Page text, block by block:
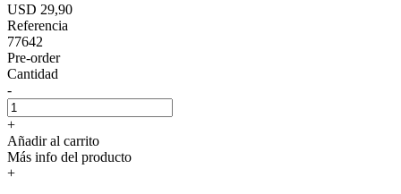
USD 29,90
Referencia
77642
Pre-order
Cantidad
-
+
Añadir al carrito
Más info del producto
+